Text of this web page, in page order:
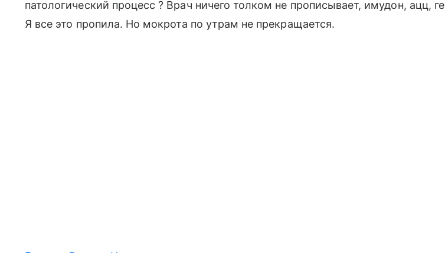
патологический процесс ? Врач ничего толком не прописывает, имудон, ацц,
Я все это пропила. Но мокрота по утрам не прекращается.